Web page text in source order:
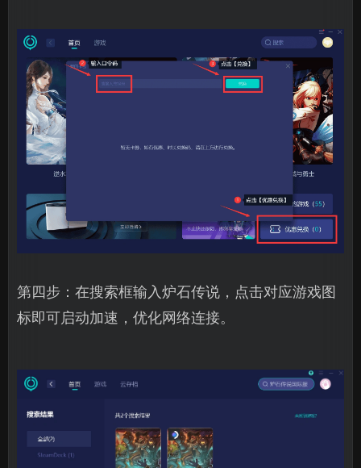
第四步：在搜索框输入炉石传说，点击对应游戏图
标即可启动加速，优化网络连接。